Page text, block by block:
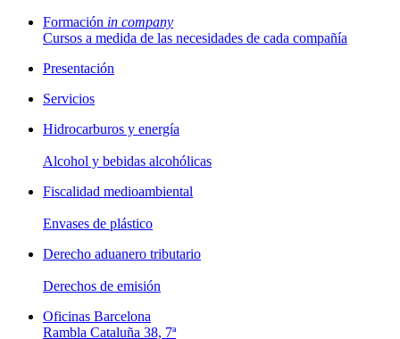
Formación in company
Cursos a medida de las necesidades de cada compañía
Presentación
Servicios
Hidrocarburos y energía
Alcohol y bebidas alcohólicas
Fiscalidad medioambiental
Envases de plástico
Derecho aduanero tributario
Derechos de emisión
Oficinas Barcelona
Rambla Cataluña 38, 7ª